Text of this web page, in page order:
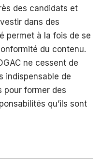
des candidats et
dans des
permet à la fois de se
du contenu.
ne cessent de
indispensable de
pour former des
qu’ils sont